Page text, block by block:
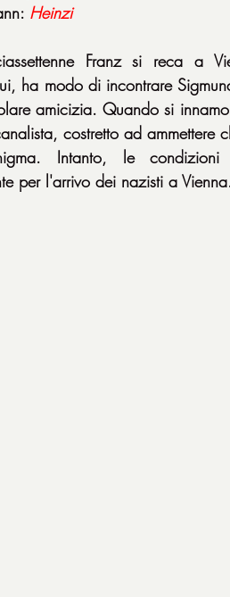
Heinzi
Franz si reca a
ha modo di incontrare
amicizia. Quando si
costretto ad ammettere
Intanto, le
per l'arrivo dei nazisti a